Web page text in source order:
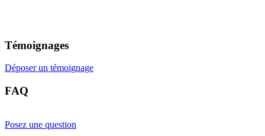
Témoignages
Déposer un témoignage
FAQ
Posez une question